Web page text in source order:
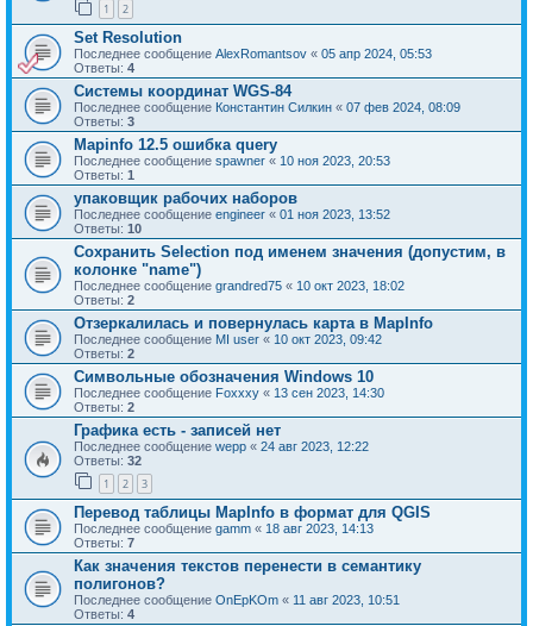
1 2
Set Resolution
Последнее сообщение AlexRomantsov « 05 апр 2024, 05:53
Ответы: 4
Системы координат WGS-84
Последнее сообщение Константин Силкин « 07 фев 2024, 08:09
Ответы: 3
Mapinfo 12.5 ошибка query
Последнее сообщение spawner « 10 ноя 2023, 20:53
Ответы: 1
упаковщик рабочих наборов
Последнее сообщение engineer « 01 ноя 2023, 13:52
Ответы: 10
Сохранить Selection под именем значения (допустим, в
колонке "name")
Последнее сообщение grandred75 « 10 окт 2023, 18:02
Ответы: 2
Отзеркалилась и повернулась карта в MapInfo
Последнее сообщение MI user « 10 окт 2023, 09:42
Ответы: 2
Символьные обозначения Windows 10
Последнее сообщение Foxxxy « 13 сен 2023, 14:30
Ответы: 2
Графика есть - записей нет
Последнее сообщение wepp « 24 авг 2023, 12:22
Ответы: 32
1 2 3
Перевод таблицы MapInfo в формат для QGIS
Последнее сообщение gamm « 18 авг 2023, 14:13
Ответы: 7
Как значения текстов перенести в семантику
полигонов?
Последнее сообщение OnEpKOm « 11 авг 2023, 10:51
Ответы: 4